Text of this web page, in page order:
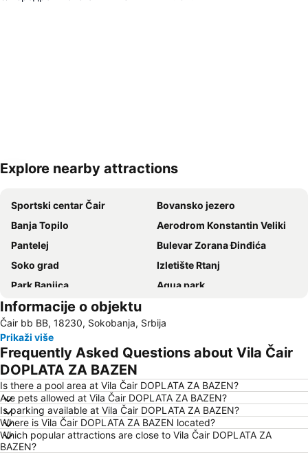
Explore nearby attractions
Sportski centar Čair
Bovansko jezero
Banja Topilo
Aerodrom Konstantin Veliki
Pantelej
Bulevar Zorana Đinđića
Soko grad
Izletište Rtanj
Park Banjica
Aqua park
Lepterija
Banjska promenada
Palilula
Medijana
Crveni Krst
Plaža Bovanskog jezera
Ulica Vožda Karađorđa
Bazen Banjica
Spomenik oslobodiocima Niša
Informacije o objektu
Čair bb BB, 18230, Sokobanja, Srbija
Prikaži više
Frequently Asked Questions about Vila Čair
DOPLATA ZA BAZEN
Is there a pool area at Vila Čair DOPLATA ZA BAZEN?
Are pets allowed at Vila Čair DOPLATA ZA BAZEN?
Is parking available at Vila Čair DOPLATA ZA BAZEN?
Where is Vila Čair DOPLATA ZA BAZEN located?
Which popular attractions are close to Vila Čair DOPLATA ZA
BAZEN?